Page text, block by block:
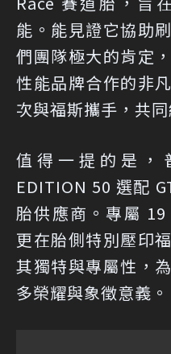
能。能見證它協助
們團隊極大的肯定
性能品牌合作的非
次與福斯攜手，共同
值得一提的是，
EDITION 50 選配
胎供應商。專屬
更在胎側特別壓印
其獨特與專屬性，
多榮耀與象徵意義。